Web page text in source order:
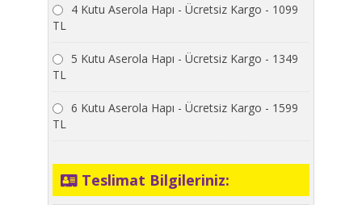
4 Kutu Aserola Hapı - Ücretsiz Kargo - 1099
TL
5 Kutu Aserola Hapı - Ücretsiz Kargo - 1349
TL
6 Kutu Aserola Hapı - Ücretsiz Kargo - 1599
TL
Teslimat Bilgileriniz: